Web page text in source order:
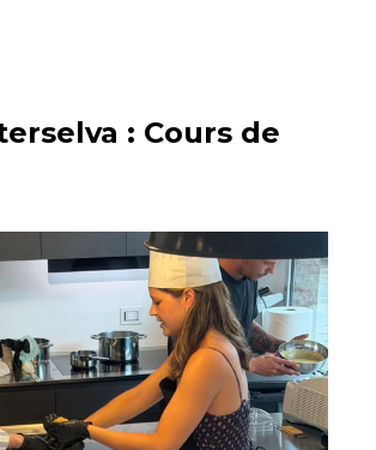
inoubliables : Expériences
: Cours de